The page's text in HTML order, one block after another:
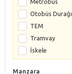
Otobüs Durağı
TEM
Tramvay
İskele
Manzara